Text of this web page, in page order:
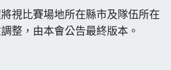
視比賽場地所在縣市及隊伍所在
整，由本會公告最終版本。